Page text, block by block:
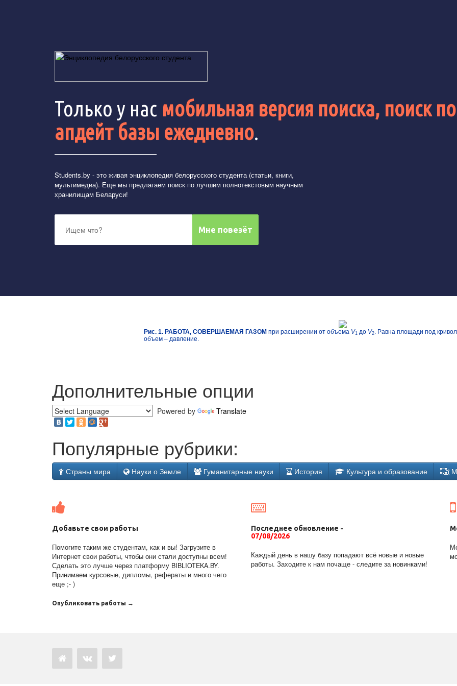
Только у нас мобильная версия поиска, поиск
апдейт базы ежедневно.
Students.by - это живая энциклопедия белорусского студента (статьи, книги,
мультимедиа). Еще мы предлагаем поиск по лучшим полнотекстовым научным
хранилищам Беларуси!
Рис. 1. РАБОТА, СОВЕРШАЕМАЯ ГАЗОМ при расширении от объема V1 до V2. Равна площади под
объем – давление.
Дополнительные опции
Powered by Translate
Популярные рубрики:
Страны мира Науки о Земле Гуманитарные науки История Культура и образование
Добавьте свои работы
Помогите таким же студентам, как и вы! Загрузите в
Интернет свои работы, чтобы они стали доступны всем!
Сделать это лучше через платформу BIBLIOTEKA.BY.
Принимаем курсовые, дипломы, рефераты и много чего
еще ;- )
Опубликовать работы →
Последнее обновление -
07/08/2026
Каждый день в нашу базу попадают всё новые и новые
работы. Заходите к нам почаще - следите за новинками!